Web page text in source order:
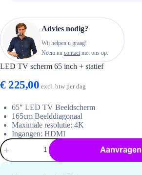
Advies nodig?
Wij helpen u graag!
Neem nu contact met ons op.
LED TV scherm 65 inch + statief
€225,00 excl. btw per dag
65″ LED TV Beeldscherm
165cm Beelddiagonaal
Maximale resolutie: 4K
Ingangen: HDMI
LED
TV
scherm
65
Aanvragen